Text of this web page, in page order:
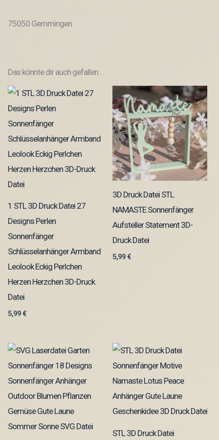
75050 Gemmingen
Das könnte dir auch gefallen …
1 STL 3D Druck Datei 27
Designs Perlen
Sonnenfänger
Schlüsselanhänger Armband
Leolook Eckig Perlchen
Herzen Herzchen 3D-Druck
Datei
5,99€
3D Druck Datei STL
NAMASTE Sonnenfänger
Aufsteller Statement 3D-
Druck Datei
5,99€
STL 3D Druck Datei